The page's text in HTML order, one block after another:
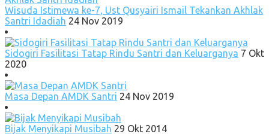
Wisuda Istimewa ke-7, Ust Qusyairi Ismail Tekankan Akhlak
Santri Idadiah 24 Nov 2019
Sidogiri Fasilitasi Tatap Rindu Santri dan Keluarganya 7 Okt
2020
Masa Depan AMDK Santri 24 Nov 2019
Bijak Menyikapi Musibah 29 Okt 2014